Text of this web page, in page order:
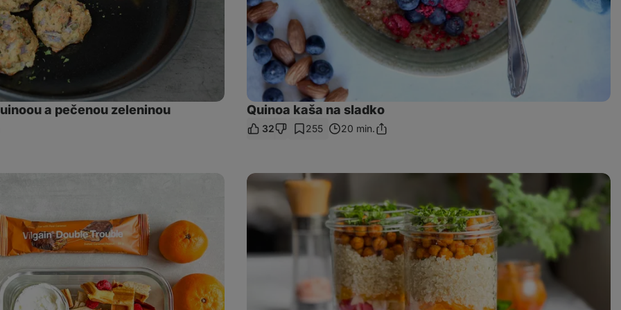
a pečenou zeleninou Quinoa kaša na sladko
32 255 20 min.Zdieľať
Quinoa
pohára